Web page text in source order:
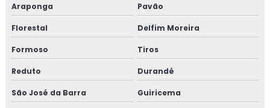
Araponga Pavão
Florestal Delfim Moreira
Formoso Tiros
Reduto Durandé
São José da Barra Guiricema